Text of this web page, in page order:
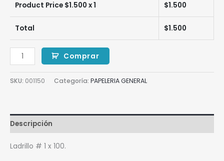
Product Price $1.500 x 1 $1.500
Total $1.500
Comprar
SKU: 001150 Categoría: PAPELERIA GENERAL
Descripción
Ladrillo # 1 x 100.